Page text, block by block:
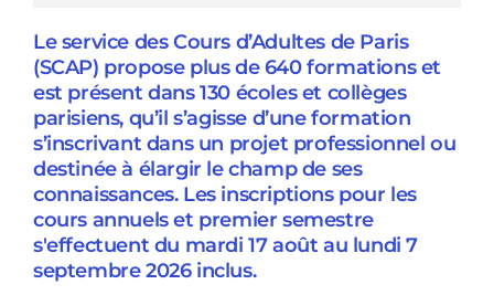
Le service des Cours d’Adultes de Paris
(SCAP) propose plus de 640 formations et
est présent dans 130 écoles et collèges
parisiens, qu’il s’agisse d’une formation
s’inscrivant dans un projet professionnel ou
destinée à élargir le champ de ses
connaissances. Les inscriptions pour les
cours annuels et premier semestre
s'effectuent du mardi 17 août au lundi 7
septembre 2026 inclus.